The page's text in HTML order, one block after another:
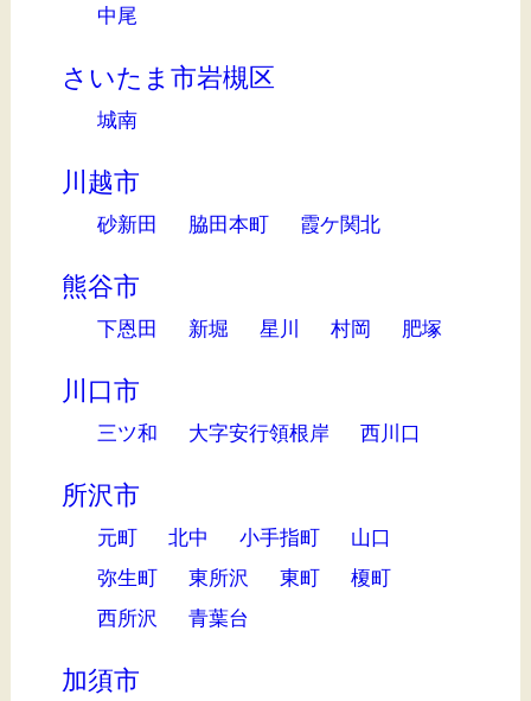
中尾
さいたま市岩槻区
城南
川越市
砂新田 脇田本町 霞ケ関北
熊谷市
下恩田 新堀 星川 村岡 肥塚
川口市
三ツ和 大字安行領根岸 西川口
所沢市
元町 北中 小手指町
山口
弥生町
東所沢 東町
榎町
西所沢
青葉台
加須市